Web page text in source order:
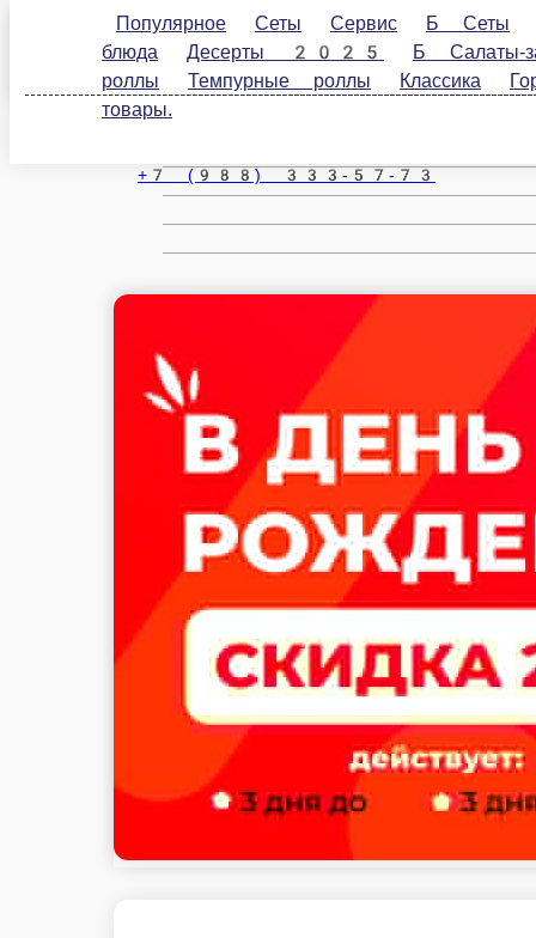
Новороссийск
ru
+7 (988) 333-57-73
Популярное Сеты Сервис Б Сеты
Пицца
закуски
Б Классика суши/роллы
Соуса и
лапша
Вегетарианское меню За баллы Чиббис